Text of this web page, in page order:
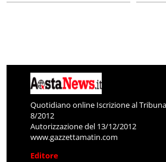
Quotidiano online Iscrizione al
8/2012
Autorizzazione del 13/12/2012
www.gazzettamatin.com
Editore